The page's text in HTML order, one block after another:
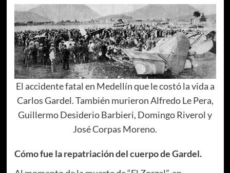
El accidente fatal en Medellín que le costó la vida a
Carlos Gardel. También murieron Alfredo Le Pera,
Guillermo Desiderio Barbieri, Domingo Riverol y
José Corpas Moreno.
Cómo fue la repatriación del cuerpo de Gardel.